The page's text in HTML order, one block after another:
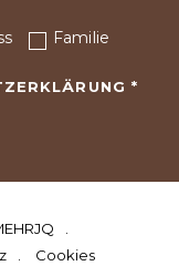
Familie
*
Cookies